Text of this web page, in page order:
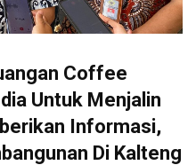
Coffee
Untuk Menjalin
Informasi,
Di Kalteng